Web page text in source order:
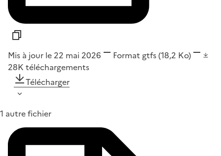
Mis à jour le 22 mai 2026 Format gtfs(18,2 Ko)
28K téléchargements
Télécharger
1 autre fichier